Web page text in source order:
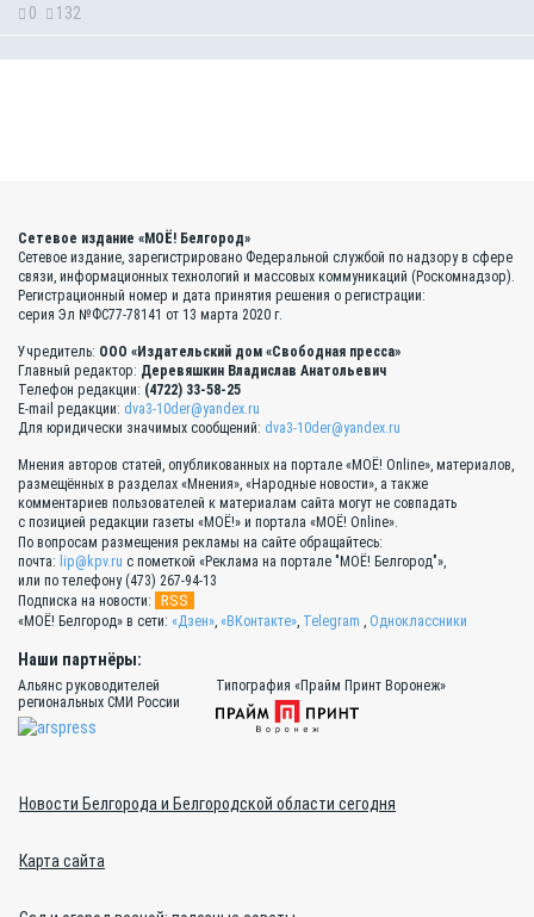
0 132
Сетевое издание «МОЁ! Белгород»
Сетевое издание, зарегистрировано Федеральной службой по надзору в сфере
связи, информационных технологий и массовых коммуникаций (Роскомнадзор).
Регистрационный номер и дата принятия решения о регистрации:
серия Эл №ФС77-78141 от 13 марта 2020 г.
Учредитель: ООО «Издательский дом «Свободная пресса»
Главный редактор: Деревяшкин Владислав Анатольевич
Телефон редакции: (4722) 33-58-25
E-mail редакции: dva3-10der@yandex.ru
Для юридически значимых сообщений: dva3-10der@yandex.ru
Мнения авторов статей, опубликованных на портале «МОЁ! Online», материалов,
размещённых в разделах «Мнения», «Народные новости», а также
комментариев пользователей к материалам сайта могут не совпадать
с позицией редакции газеты «МОЁ!» и портала «МОЁ! Online».
По вопросам размещения рекламы на сайте обращайтесь:
почта: lip@kpv.ru с пометкой «Реклама на портале "МОЁ! Белгород"»,
или по телефону (473) 267-94-13
Подписка на новости:
RSS
«МОЁ! Белгород» в сети: «Дзен» «ВКонтакте» Telegram Одноклассники
Наши партнёры:
Альянс руководителей
региональных СМИ России
Типография «Прайм Принт Воронеж»
Новости Белгорода и Белгородской области сегодня
Карта сайта